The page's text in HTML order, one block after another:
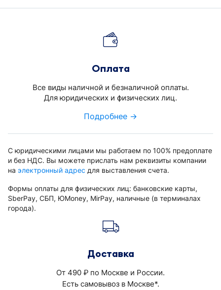
Оплата
Все виды наличной и безналичной оплаты.
Для юридических и физических лиц.
Подробнее →
С юридическими лицами мы работаем по 100% предоплате
и без НДС. Вы можете прислать нам реквизиты компании
на электронный адрес для выставления счета.
Формы оплаты для физических лиц: банковские карты,
SberPay, СБП, ЮMoney, MirPay, наличные (в терминалах
города).
Доставка
От 490 руб. по Москве и России.
Есть самовывоз в Москве*.